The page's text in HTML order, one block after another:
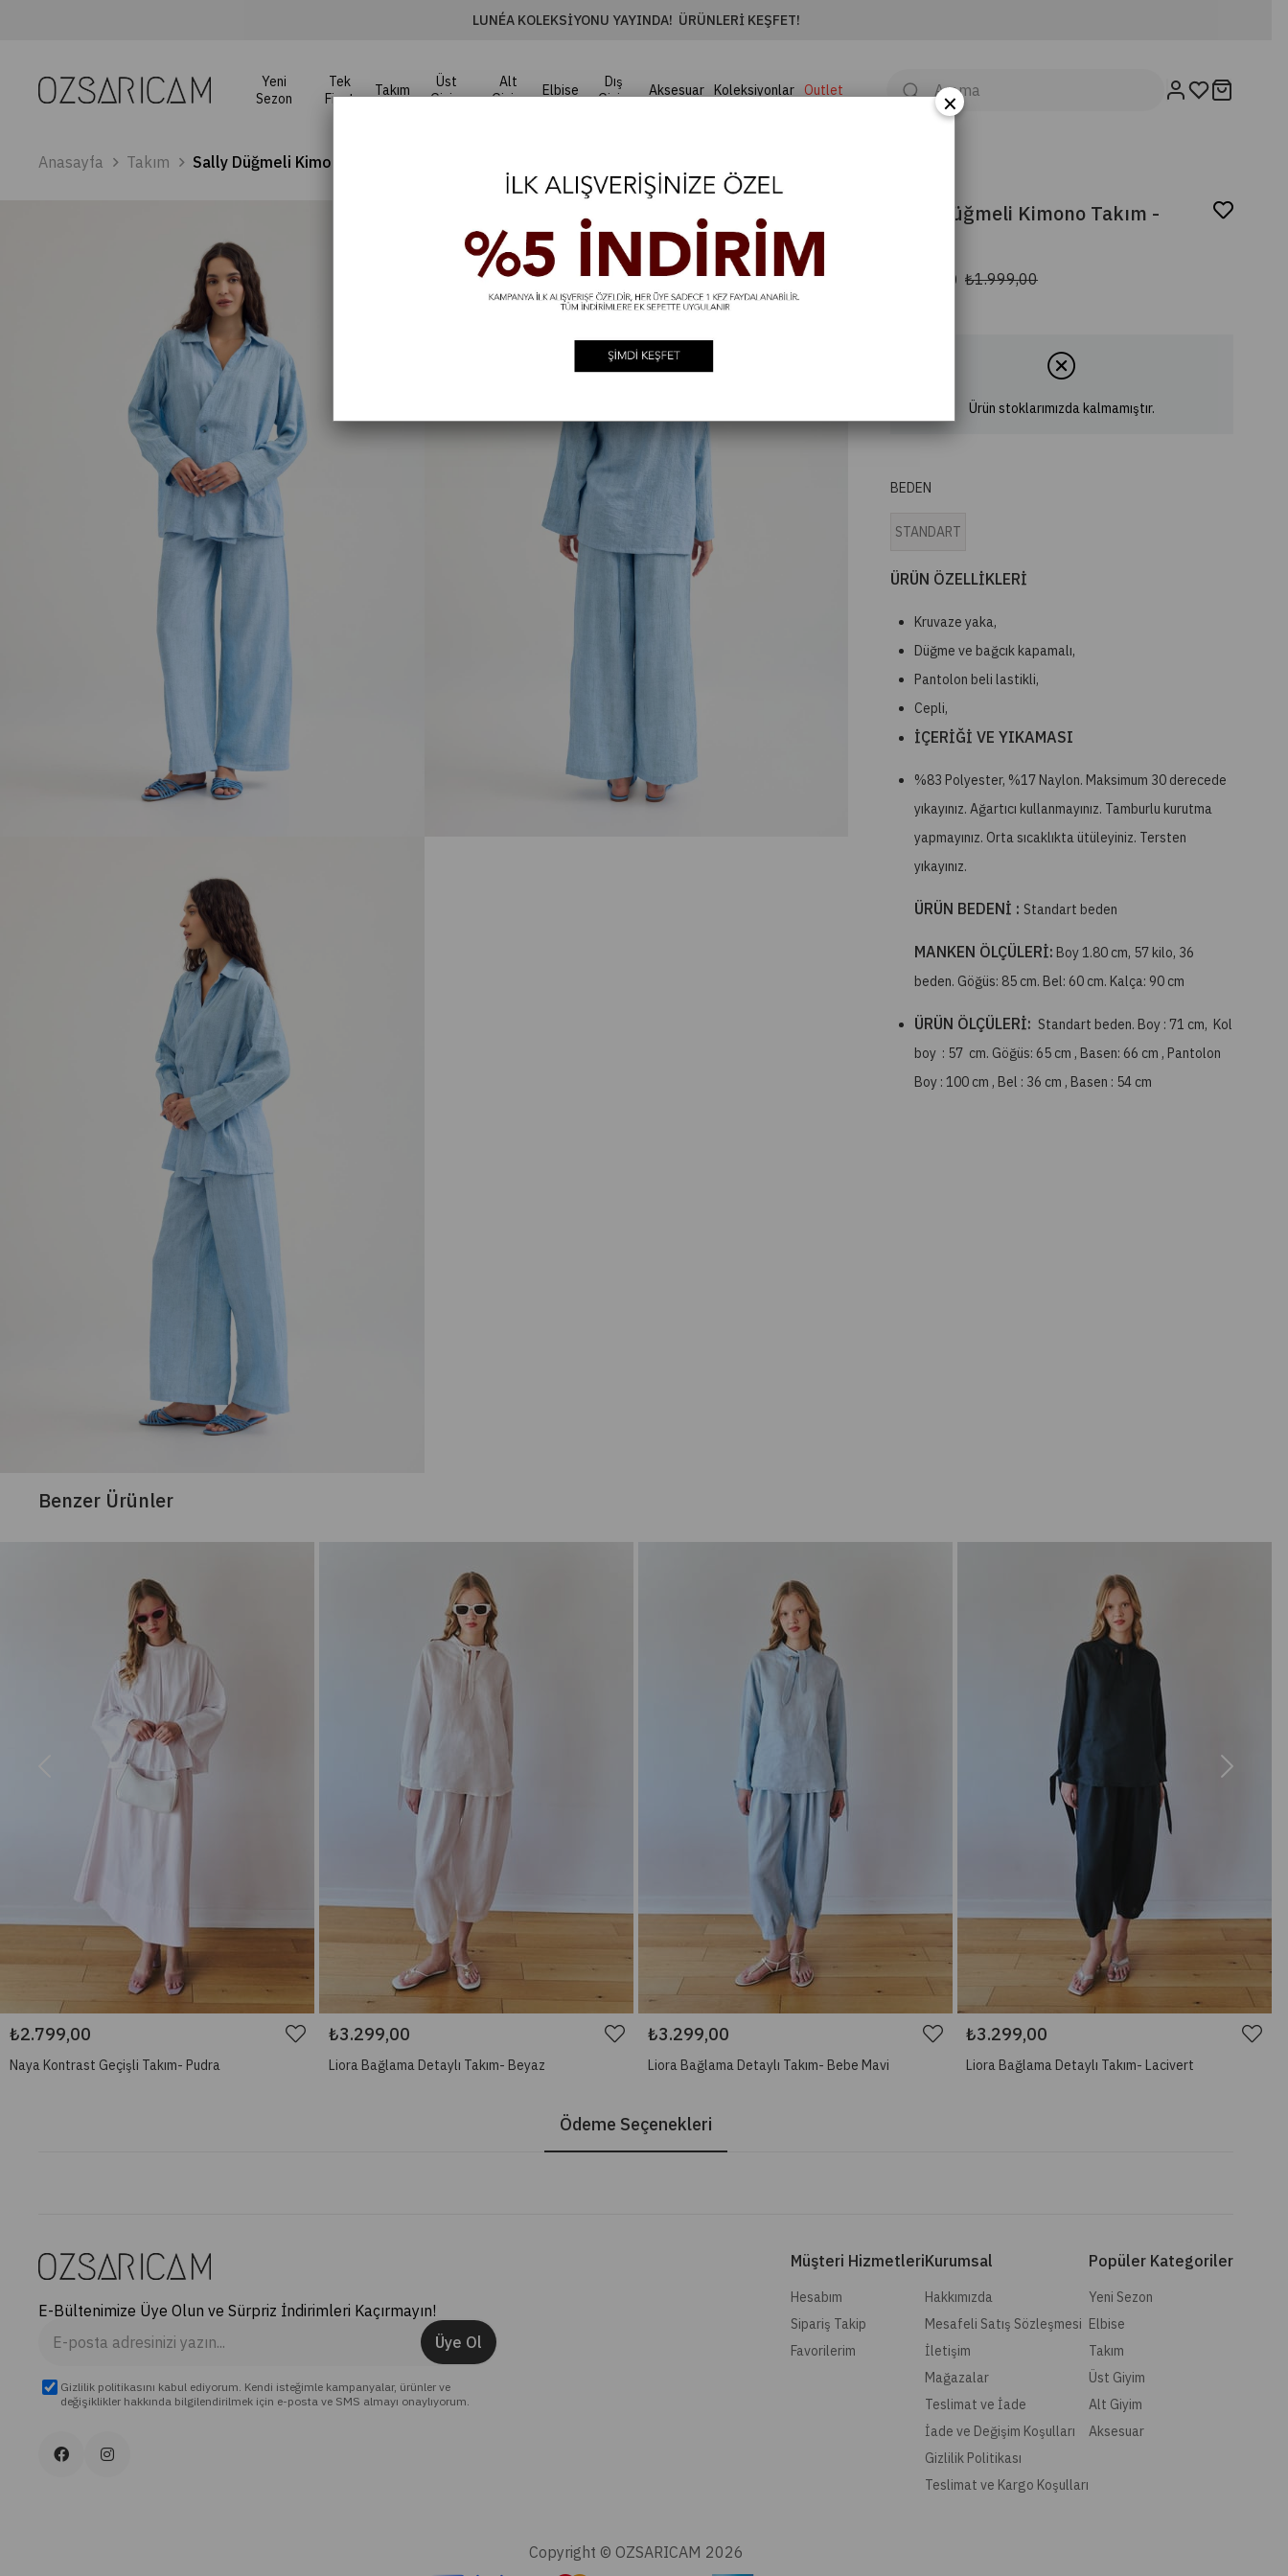
LUNÉA KOLEKSIYONU YAYINDA! ÜRÜNLERI KEŞFET!
Yeni
Sezon
Tek
Fiyat
Takım
Üst
Giyim
Alt
Giyim
Elbise
Dış
Giyim
Aksesuar Koleksiyonlar Outlet
Anasayfa Takım Sally Düğmeli Kimono Takım - Mavi
Sally Düğmeli Kimono Takım -
₺1.999,00
₺749,00
Ürün stoklarımızda kalmamıştır.
BEDEN
STANDART
ÜRÜN ÖZELLİKLERİ
Kruvaze yaka,
Düğme ve bağcık kapamalı,
Pantolon beli lastikli,
Cepli,
İÇERİĞİ VE YIKAMASI
%83 Polyester, %17 Naylon. Maksimum 30 derecede
yıkayınız. Ağartıcı kullanmayınız. Tamburlu kurutma
yapmayınız. Orta sıcaklıkta ütüleyiniz. Tersten
yıkayınız.
ÜRÜN BEDENİ :Standart beden
MANKEN ÖLÇÜLERİ: Boy 1.80 cm, 57 kilo, 36
beden. Göğüs: 85 cm. Bel: 60 cm. Kalça: 90 cm
ÜRÜN ÖLÇÜLERİ: Standart beden. Boy : 71 cm, Kol
boy : 57 cm. Göğüs: 65 cm , Basen: 66 cm , Pantolon
Boy : 100 cm , Bel : 36 cm , Basen : 54 cm
Benzer Ürünler
₺2.799,00
Naya Kontrast Geçişli Takım- Pudra
₺3.299,00
Liora Bağlama Detaylı Takım- Beyaz
₺3.299,00
Liora Bağlama Detaylı Takım- Bebe Mavi
₺3.299,00
Liora Bağlama Detaylı Takım- Lacivert
Ödeme Seçenekleri
E-Bültenimize Üye Olun ve Sürpriz İndirimleri Kaçırmayın!
Üye Ol
Gizlilik politikasını kabul ediyorum. Kendi isteğimle kampanyalar, ürünler ve
değişiklikler hakkında bilgilendirilmek için e-posta ve SMS almayı onaylıyorum.
Müşteri Hizmetleri
Hesabım
Sipariş Takip
Favorilerim
Kurumsal
Hakkımızda
Mesafeli Satış Sözleşmesi
İletişim
Mağazalar
Teslimat ve İade
İade ve Değişim Koşulları
Gizlilik Politikası
Teslimat ve Kargo Koşulları
Popüler Kategoriler
Yeni Sezon
Elbise
Takım
Üst Giyim
Alt Giyim
Aksesuar
Copyright © OZSARICAM 2026
×